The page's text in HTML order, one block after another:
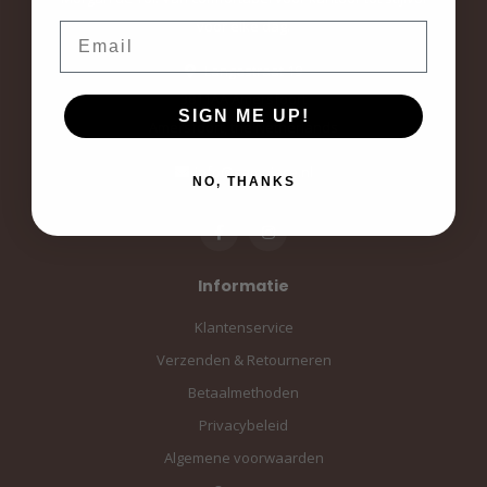
voor elke dag.
Langestraat 19
3811AA Amersfoort
Amersfoort, the Netherlands
info@sampiace.nl
Informatie
Klantenservice
Verzenden & Retourneren
Betaalmethoden
Privacybeleid
Algemene voorwaarden
SIGN ME UP!
NO, THANKS